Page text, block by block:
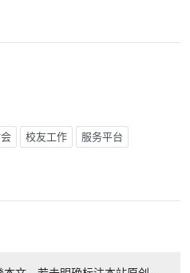
校友工作 服务平台